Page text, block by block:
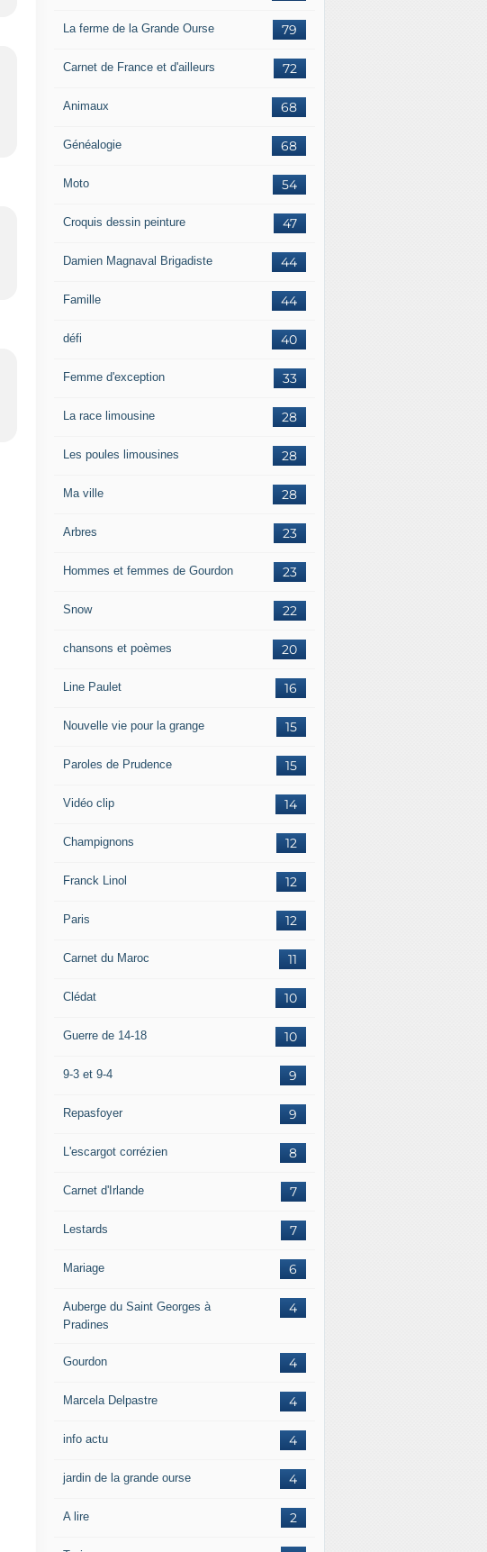
79
La ferme de la Grande Ourse
72
Carnet de France et d'ailleurs
68
Animaux
68
Généalogie
54
Moto
47
Croquis dessin peinture
44
Damien Magnaval Brigadiste
44
Famille
40
défi
33
Femme d'exception
28
La race limousine
28
Les poules limousines
28
Ma ville
23
Arbres
23
Hommes et femmes de Gourdon
22
Snow
20
chansons et poèmes
16
Line Paulet
15
Nouvelle vie pour la grange
15
Paroles de Prudence
14
Vidéo clip
12
Champignons
12
Franck Linol
12
Paris
11
Carnet du Maroc
10
Clédat
10
Guerre de 14-18
9
9-3 et 9-4
9
Repasfoyer
8
L'escargot corrézien
7
Carnet d'Irlande
7
Lestards
6
Mariage
4
Auberge du Saint Georges à
Pradines
4
Gourdon
4
Marcela Delpastre
4
info actu
4
jardin de la grande ourse
2
A lire